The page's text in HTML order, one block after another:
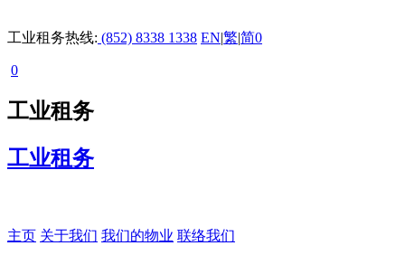
工业租务热线: (852) 8338 1338 EN|繁|简0
0
工业租务
工业租务
主页 关于我们 我们的物业 联络我们